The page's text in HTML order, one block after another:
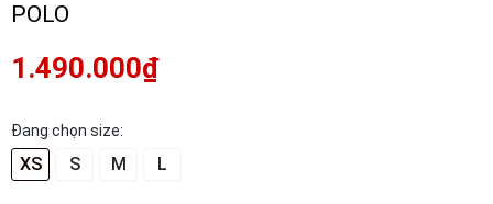
POLO
1.490.000₫
Đang chọn size:
XS S M L